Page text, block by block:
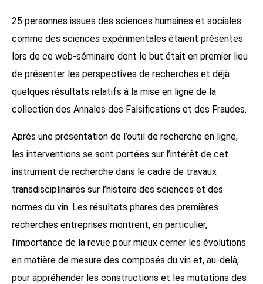
25 personnes issues des sciences humaines et sociales
comme des sciences expérimentales étaient présentes
lors de ce web-séminaire dont le but était en premier lieu
de présenter les perspectives de recherches et déjà
quelques résultats relatifs à la mise en ligne de la
collection des Annales des Falsifications et des Fraudes.
Après une présentation de l’outil de recherche en ligne,
les interventions se sont portées sur l’intérêt de cet
instrument de recherche dans le cadre de travaux
transdisciplinaires sur l’histoire des sciences et des
normes du vin. Les résultats phares des premières
recherches entreprises montrent, en particulier,
l’importance de la revue pour mieux cerner les évolutions
en matière de mesure des composés du vin et, au-delà,
pour appréhender les constructions et les mutations des